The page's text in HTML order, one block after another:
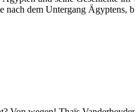
nach dem Untergang Ägyptens,